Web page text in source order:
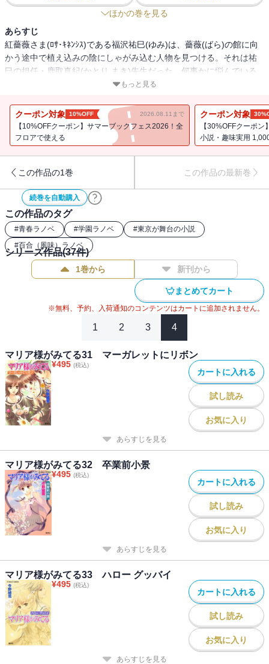
ほかの巻を見る
あらすじ
紅薔薇さま(ﾛｻ･ｷﾈﾝｼｽ)である福沢祐巳(ゆみ)は、薔薇(ばら)の館に向
かう途中で植え込みの陰にしゃがみ込む人物を見つける。それは祐
巳の担任・鹿取真紀(かとり まき)先生だった。何事かに悩んでいる
様子の先生を薔薇の館へと招待し、祐巳は薔薇ファミリー内でブー
きっかけに、表題「フェアウェル ブーケ」ほか、リリアン女学園
の生徒が紡ぐストーリー、７編を収録！
もっと見る
クーポン対象 10%OFF 2026.08.11まで
【10%OFFクーポン】サマーブックフェス2026！全
フロアで使える
クーポン対象
【30%OFFクーポ
小説・趣味実用
この作品の1巻 この作品の最新巻
続巻を自動購入
この作品のタグ
#青春ラノベ #学園ラノベ #東京が舞台の小説
#百合（風味）ラノベ
シリーズ作品(37件)
1巻から 新刊から
まとめてカート
※無料、予約、入荷通知のコンテンツはカートに追加されません。
1 2 3 4
マリア様がみてる31 マーガレットにリボン
¥495 (税込)
カートに入れる
試し読み
お気に入り
あらすじを見る
マリア様がみてる32 卒業前小景
¥495 (税込)
カートに入れる
試し読み
お気に入り
あらすじを見る
マリア様がみてる33 ハロー グッバイ
¥495 (税込)
カートに入れる
試し読み
お気に入り
あらすじを見る